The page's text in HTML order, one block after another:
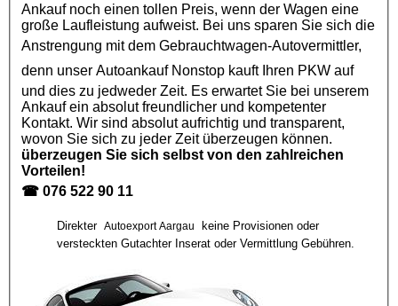
Ankauf noch einen tollen Preis, wenn der Wagen eine
große Laufleistung aufweist. Bei uns sparen Sie sich die
Anstrengung mit dem Gebrauchtwagen-Autovermittler,
denn unser AutoankaufNonstop kauft Ihren PKW auf
und dies zu jedweder Zeit. Es erwartet Sie bei unserem
Ankauf ein absolut freundlicher und kompetenter
Kontakt. Wir sind absolut aufrichtig und transparent,
wovon Sie sich zu jeder Zeit überzeugen können.
überzeugen Sie sich selbst von den zahlreichen
Vorteilen!
☎ 076 522 90 11
Direkter Autoexport Aargau
keine Provisionen oder
versteckten Gutachter Inserat oder Vermittlung Gebühren.